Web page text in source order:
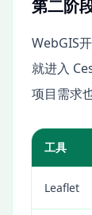
第二阶
WebGIS
就进入
项目需求
工具
Leaflet